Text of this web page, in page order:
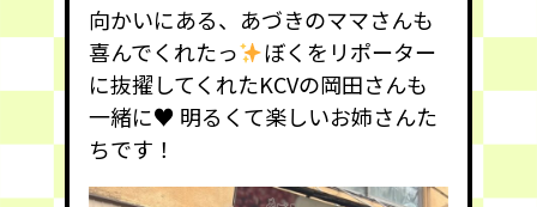
向かいにある、あづきのママさんも
喜んでくれたっ
ぼくをリポーター
に抜擢してくれたKCVの岡田さんも
一緒に♥️ 明るくて楽しいお姉さんた
ちです！